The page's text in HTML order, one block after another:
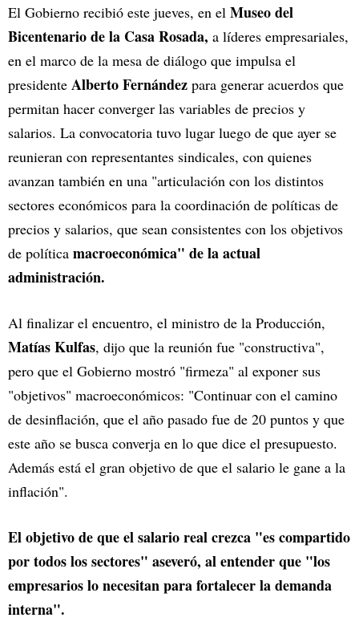
El Gobierno recibió este jueves, en el Museo del
Bicentenario de la Casa Rosada, a líderes empresariales,
en el marco de la mesa de diálogo que impulsa el
presidente Alberto Fernández para generar acuerdos que
permitan hacer converger las variables de precios y
salarios. La convocatoria tuvo lugar luego de que ayer se
reunieran con representantes sindicales, con quienes
avanzan también en una "articulación con los distintos
sectores económicos para la coordinación de políticas de
precios y salarios, que sean consistentes con los objetivos
de política macroeconómica" de la actual
administración.
Al finalizar el encuentro, el ministro de la Producción,
Matías Kulfas, dijo que la reunión fue "constructiva",
pero que el Gobierno mostró "firmeza" al exponer sus
"objetivos" macroeconómicos: "Continuar con el camino
de desinflación, que el año pasado fue de 20 puntos y que
este año se busca converja en lo que dice el presupuesto.
Además está el gran objetivo de que el salario le gane a la
inflación".
El objetivo de que el salario real crezca "es compartido
por todos los sectores" aseveró, al entender que "los
empresarios lo necesitan para fortalecer la demanda
interna".